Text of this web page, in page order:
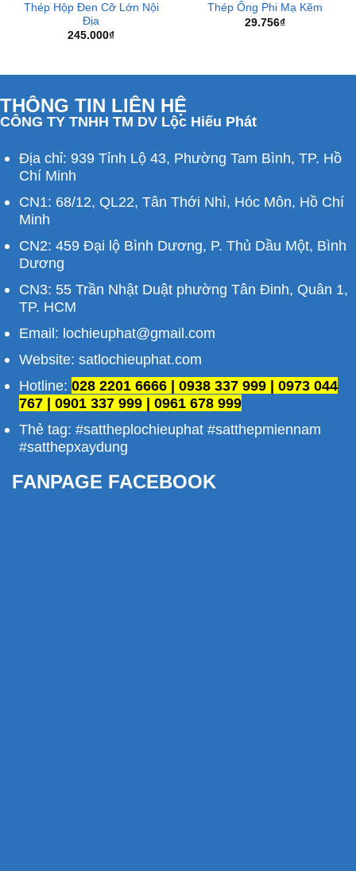
Thép Hộp Đen Cỡ Lớn Nội
Địa
245.000₫
Thép Ống Phi Mạ Kẽm
29.756₫
THÔNG TIN LIÊN HỆ
CÔNG TY TNHH TM DV Lộc Hiếu Phát
Địa chỉ: 939 Tỉnh Lộ 43, Phường Tam Bình, TP. Hồ
Chí Minh
CN1: 68/12, QL22, Tân Thới Nhì, Hóc Môn, Hồ Chí
Minh
CN2: 459 Đại lộ Bình Dương, P. Thủ Dầu Một, Bình
Dương
CN3: 55 Trần Nhật Duật phường Tân Đinh, Quân 1,
TP. HCM
Email: lochieuphat@gmail.com
Website: satlochieuphat.com
Hotline: 028 2201 6666 | 0938 337 999 | 0973 044
767 | 0901 337 999 | 0961 678 999
Thẻ tag: #sattheplochieuphat #satthepmiennam
#satthepxaydung
FANPAGE FACEBOOK